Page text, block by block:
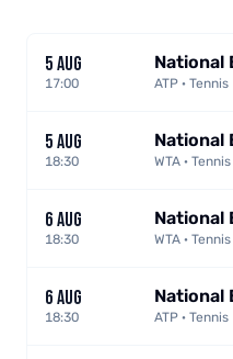
5 AUG
17:00
National
ATP · Tennis
5 AUG
18:30
National
WTA · Tennis
6 AUG
18:30
National
WTA · Tennis
6 AUG
18:30
National
ATP · Tennis